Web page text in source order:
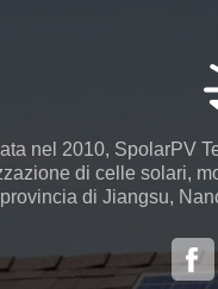
nel 2010, SpolarPV
di celle solari,
provincia di Jiangsu,